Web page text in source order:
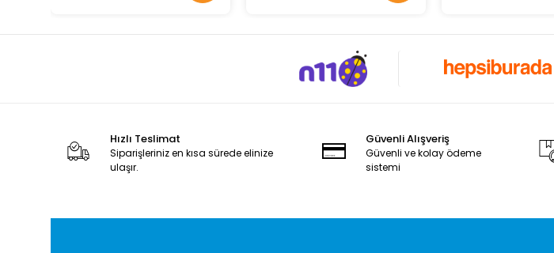
Hızlı Teslimat
Siparişleriniz en kısa sürede elinize
ulaşır.
Güvenli Alışveriş
Güvenli ve kolay ödeme
sistemi